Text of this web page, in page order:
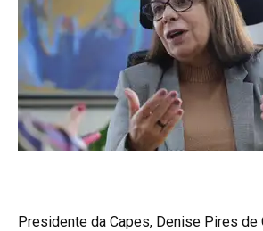
Presidente da Capes, Denise Pires de